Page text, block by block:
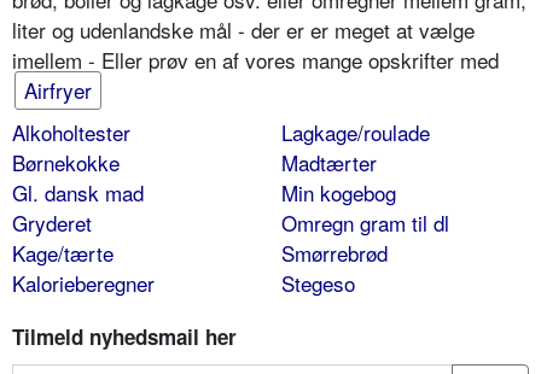
liter og udenlandske mål - der er er meget at vælge
imellem - Eller prøv en af vores mange opskrifter med
Airfryer
Alkoholtester
Børnekokke
Gl. dansk mad
Gryderet
Kage/tærte
Kalorieberegner
Lagkage/roulade
Madtærter
Min kogebog
Omregn gram til dl
Smørrebrød
Stegeso
Tilmeld nyhedsmail her